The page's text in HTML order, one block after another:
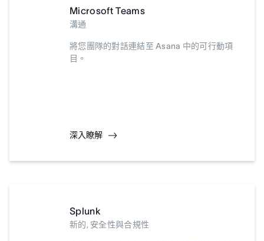
Microsoft Teams
溝通
將您團隊的對話連結至 Asana 中的可行動項
目。
深入瞭解
Splunk
新的, 安全性與合規性